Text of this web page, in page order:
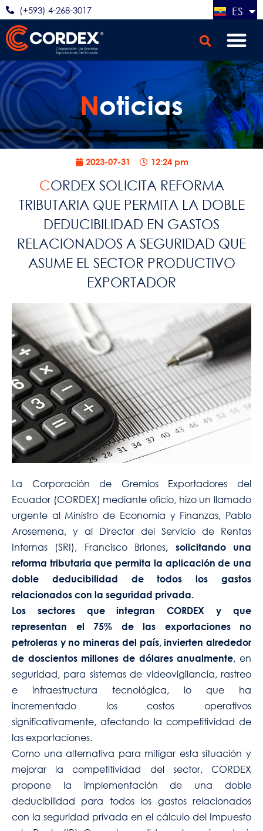
(+593) 4-268-3017 ES
EN
Noticias
2023-07-31 12:24 pm
CORDEX SOLICITA REFORMA
TRIBUTARIA QUE PERMITA LA DOBLE
DEDUCIBILIDAD EN GASTOS
RELACIONADOS A SEGURIDAD QUE
ASUME EL SECTOR PRODUCTIVO
EXPORTADOR
La Corporación de Gremios Exportadores del
Ecuador (CORDEX) mediante oficio, hizo un llamado
urgente al Ministro de Economía y Finanzas, Pablo
Arosemena, y al Director del Servicio de Rentas
Internas (SRI), Francisco Briones, solicitando una
reforma tributaria que permita la aplicación de una
doble deducibilidad de todos los gastos
relacionados con la seguridad privada.
Los sectores que integran CORDEX
y que
representan el 75% de las exportaciones no
petroleras y no mineras del país, invierten alrededor
de doscientos millones de dólares anualmente, en
seguridad, para sistemas de videovigilancia, rastreo
e infraestructura tecnológica, lo que ha
incrementado los costos operativos
significativamente, afectando la competitividad de
las exportaciones.
Como una alternativa para mitigar esta situación y
mejorar la competitividad del sector, CORDEX
propone la implementación de una doble
deducibilidad para todos los gastos relacionados
con la seguridad privada en el cálculo del Impuesto